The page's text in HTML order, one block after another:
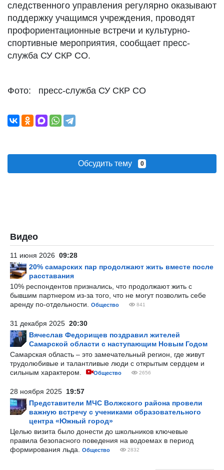
следственного управления регулярно оказывают
поддержку учащимся учреждения, проводят
профориентационные встречи и культурно-
спортивные мероприятия, сообщает пресс-
служба СУ СКР СО.
Фото: пресс-служба СУ СКР СО
Обсудить тему 0
Видео
11 июня 2026 09:28
20% самарских пар продолжают жить вместе после
расставания
10% респондентов признались, что продолжают жить с
бывшим партнером из-за того, что не могут позволить себе
аренду по-отдельности.
Общество 841
31 декабря 2025 20:30
Вячеслав Федорищев поздравил жителей
Самарской области с наступающим Новым Годом
Самарская область – это замечательный регион, где живут
трудолюбивые и талантливые люди с открытым сердцем и
сильным характером.
Общество 2656
28 ноября 2025 19:57
Представители МЧС Волжского района провели
важную встречу с учениками образовательного
центра «Южный город»
Целью визита было донести до школьников ключевые
правила безопасного поведения на водоемах в период
формирования льда.
Общество 2832